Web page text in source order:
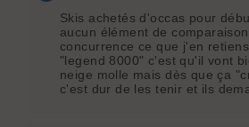
Skis achetés d'occas pour
aucun élément de
concurrence ce que j'en
"legend 8000" c'est qu'il vont
neige molle mais dès que ça
c'est dur de les tenir et ils